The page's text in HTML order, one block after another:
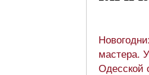
мастера.
Одесской